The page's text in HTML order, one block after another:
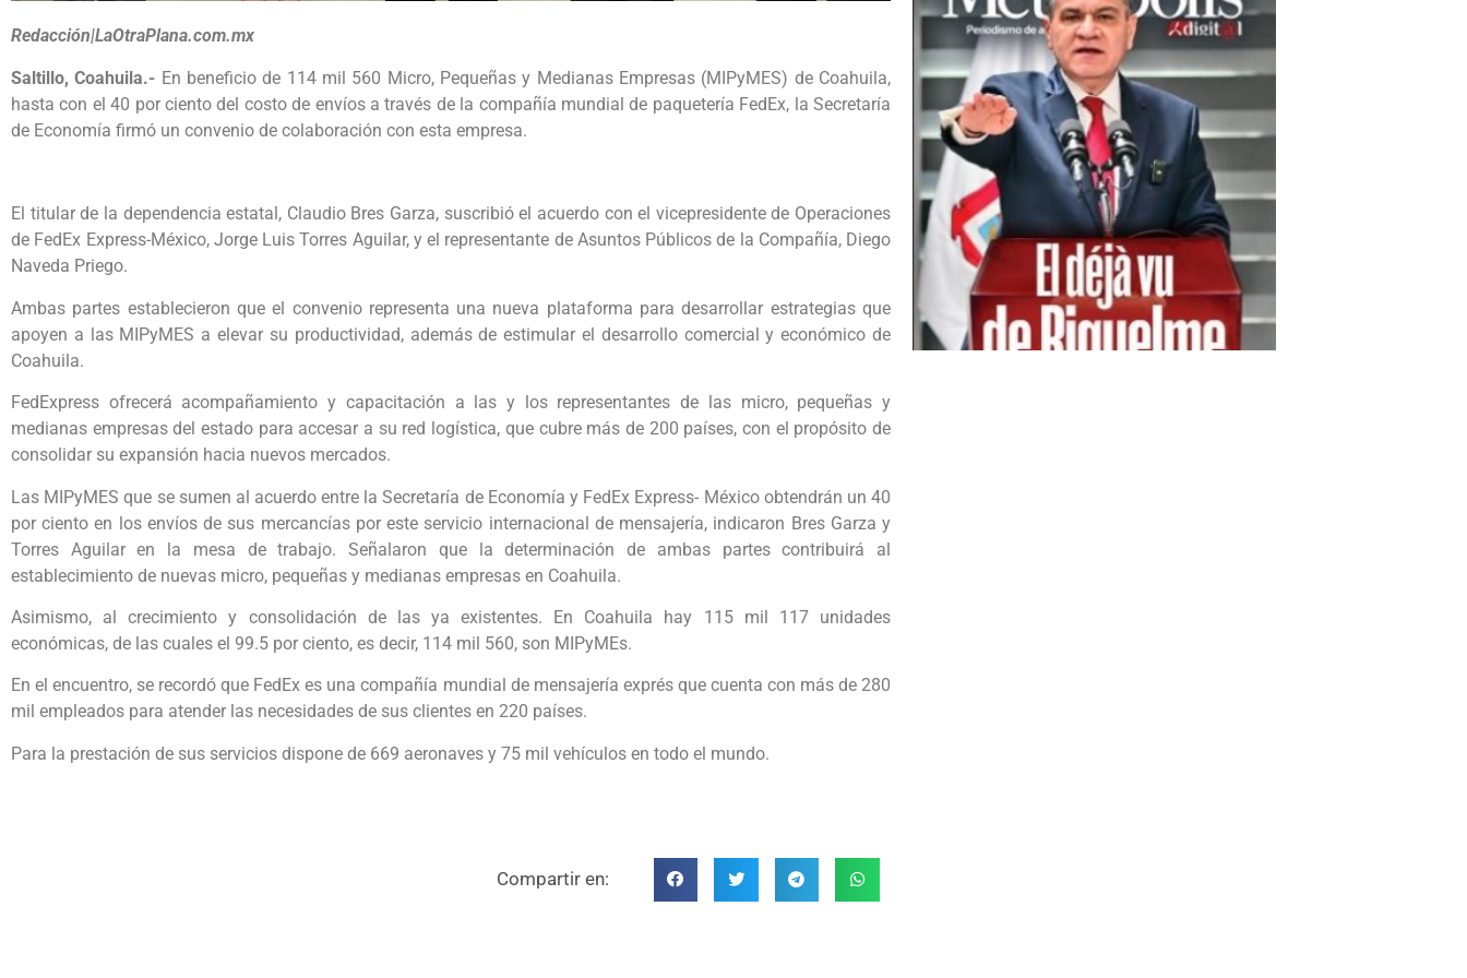
Redacción|LaOtraPlana.com.mx
Saltillo, Coahuila.- En beneficio de 114 mil 560 Micro, Pequeñas y Medianas Empresas (MIPyMES) de Coahuila,
hasta con el 40 por ciento del costo de envíos a través de la compañía mundial de paquetería FedEx, la Secretaría
de Economía firmó un convenio de colaboración con esta empresa.
El titular de la dependencia estatal, Claudio Bres Garza, suscribió el acuerdo con el vicepresidente de Operaciones
de FedEx Express-México, Jorge Luis Torres Aguilar, y el representante de Asuntos Públicos de la Compañía, Diego
Naveda Priego.
Ambas partes establecieron que el convenio representa una nueva plataforma para desarrollar estrategias que
apoyen a las MIPyMES a elevar su productividad, además de estimular el desarrollo comercial y económico de
Coahuila.
FedExpress ofrecerá acompañamiento y capacitación a las y los representantes de las micro, pequeñas y
medianas empresas del estado para accesar a su red logística, que cubre más de 200 países, con el propósito de
consolidar su expansión hacia nuevos mercados.
Las MIPyMES que se sumen al acuerdo entre la Secretaría de Economía y FedEx Express- México obtendrán un 40
por ciento en los envíos de sus mercancías por este servicio internacional de mensajería, indicaron Bres Garza y
Torres Aguilar en la mesa de trabajo. Señalaron que la determinación de ambas partes contribuirá al
establecimiento de nuevas micro, pequeñas y medianas empresas en Coahuila.
Asimismo, al crecimiento y consolidación de las ya existentes. En Coahuila hay 115 mil 117 unidades
económicas, de las cuales el 99.5 por ciento, es decir, 114 mil 560, son MIPyMEs.
En el encuentro, se recordó que FedEx es una compañía mundial de mensajería exprés que cuenta con más de 280
mil empleados para atender las necesidades de sus clientes en 220 países.
Para la prestación de sus servicios dispone de 669 aeronaves y 75 mil vehículos en todo el mundo.
Compartir en: